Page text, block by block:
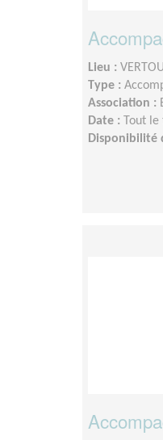
Lieu :
Type :
Association :
Date : Tout
Disponibilité